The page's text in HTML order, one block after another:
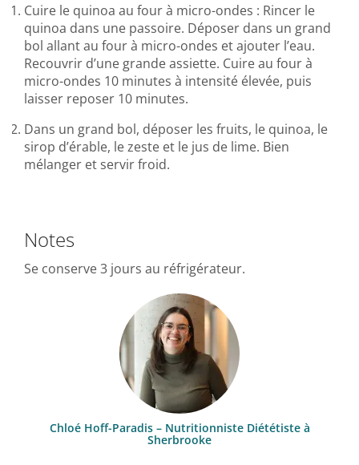
Cuire le quinoa au four à micro-ondes : Rincer le
quinoa dans une passoire. Déposer dans un grand
bol allant au four à micro-ondes et ajouter l’eau.
Recouvrir d’une grande assiette. Cuire au four à
micro-ondes 10 minutes à intensité élevée, puis
laisser reposer 10 minutes.
Dans un grand bol, déposer les fruits, le quinoa, le
sirop d’érable, le zeste et le jus de lime. Bien
mélanger et servir froid.
Notes
Se conserve 3 jours au réfrigérateur.
Chloé Hoff-Paradis – Nutritionniste Diététiste à
Sherbrooke